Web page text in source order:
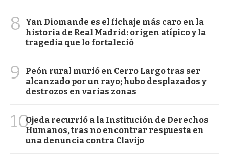
8
Yan Diomande es el fichaje más caro en la
historia de Real Madrid: origen atípico y la
tragedia que lo fortaleció
9
Peón rural murió en Cerro Largo tras ser
alcanzado por un rayo; hubo desplazados y
destrozos en varias zonas
10Ojeda recurrió a la Institución de Derechos
Humanos, tras no encontrar respuesta en
una denuncia contra Clavijo